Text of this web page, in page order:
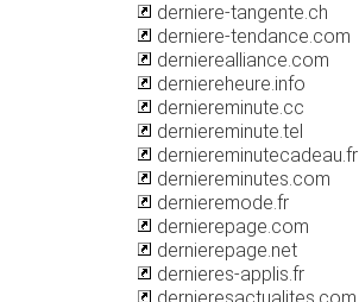
derniere-tangente.ch
derniere-tendance.com
dernierealliance.com
derniereheure.info
derniereminute.cc
derniereminute.tel
derniereminutecadeau.fr
derniereminutes.com
dernieremode.fr
dernierepage.com
dernierepage.net
dernieres-applis.fr